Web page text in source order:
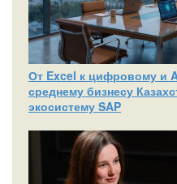
От Excel к цифровому и
среднему бизнесу
экосистему SAP